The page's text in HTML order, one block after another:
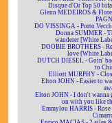
Disque d'Or Top 50
Glenn MEDEIROS &
DO VISSINGA - Porto
Donna SUMMER -
wanderer [White
DOOBIE BROTHERS -
love [White
DUTCH DIESEL - Goin'
to
Elliott MURPHY -
Elton JOHN - Easier to
Elton JOHN - I don't wanna
on with you like
Emmylou HARRIS - Rose